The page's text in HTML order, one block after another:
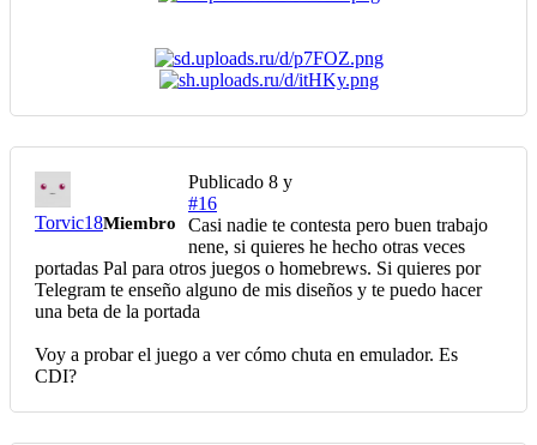
Torvic18Miembro
Publicado 8 y
#16
Casi nadie te contesta pero buen trabajo
nene, si quieres he hecho otras veces
portadas Pal para otros juegos o homebrews. Si quieres por
Telegram te enseño alguno de mis diseños y te puedo hacer
una beta de la portada
Voy a probar el juego a ver cómo chuta en emulador. Es
CDI?